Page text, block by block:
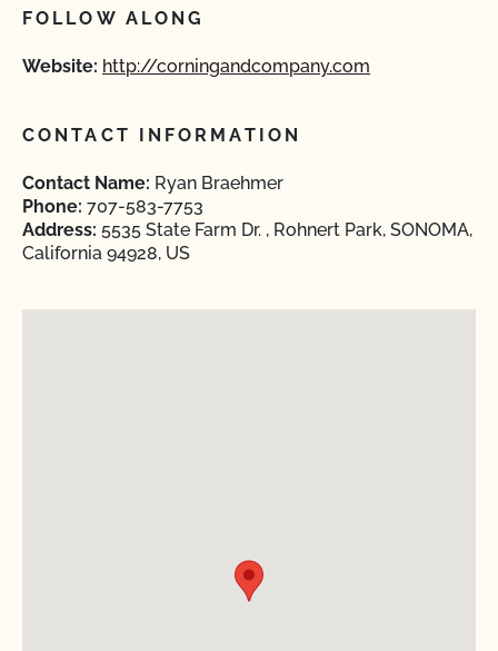
FOLLOW ALONG
Website: http://corningandcompany.com
CONTACT INFORMATION
Contact Name: Ryan Braehmer
Phone: 707-583-7753
Address: 5535 State Farm Dr. , Rohnert Park, SONOMA,
California 94928, US